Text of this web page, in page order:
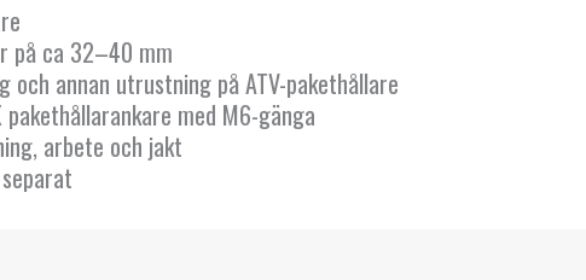
på ca 32–40 mm
annan utrustning på ATV-pakethållare
med M6-gänga
arbete och jakt